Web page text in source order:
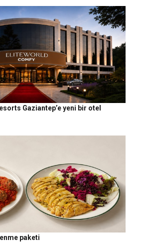
Gaziantep’e yeni bir otel
paketi